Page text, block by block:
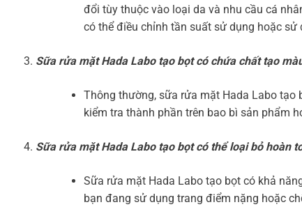
đổi tùy thuộc vào loại da và nhu cầu cá
có thể điều chỉnh tần suất sử dụng hoặc
Sữa rửa mặt Hada Labo tạo bọt có chứa chất tạo
Thông thường, sữa rửa mặt Hada Labo tạo
kiểm tra thành phần trên bao bì sản phẩm
Sữa rửa mặt Hada Labo tạo bọt có thể loại bỏ hoàn
Sữa rửa mặt Hada Labo tạo bọt có khả
bạn đang sử dụng trang điểm nặng hoặc